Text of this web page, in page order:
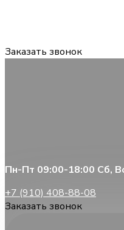
Заказать звонок
Пн-Пт 09:00-18:00 Сб,
+7 (910) 408-88-08
Заказать звонок